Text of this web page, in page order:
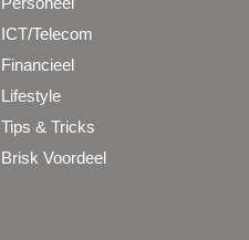
ICT/Telecom
Financieel
Lifestyle
Tips & Tricks
Brisk Voordeel